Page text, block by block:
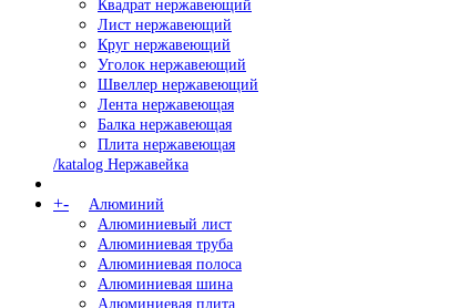
Квадрат нержавеющий
Лист нержавеющий
Круг нержавеющий
Уголок нержавеющий
Швеллер нержавеющий
Лента нержавеющая
Балка нержавеющая
Плита нержавеющая
/katalog Нержавейка
+-
Алюминий
Алюминиевый лист
Алюминиевая труба
Алюминиевая полоса
Алюминиевая шина
Алюминиевая плита